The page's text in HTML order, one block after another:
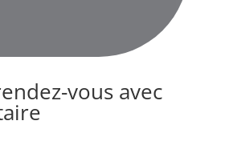
vous avec